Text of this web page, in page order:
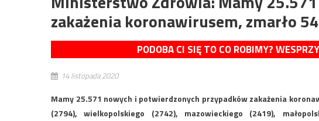
zakażenia koronawirusem, zmarło
PODOBA CI SIĘ TO CO ROBIMY?
14 listopada 2020
Mamy 25.571 nowych i potwierdzonych przypadków zakażenia
(2794), wielkopolskiego (2742), mazowieckiego (2419),